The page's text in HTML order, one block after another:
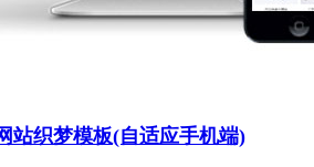
站织梦模板(自适应手机端)